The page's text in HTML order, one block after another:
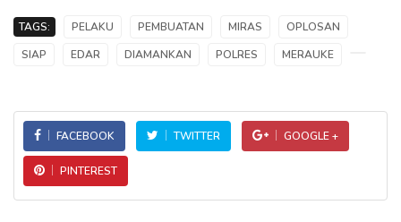
TAGS: PELAKU PEMBUATAN MIRAS
OPLOSAN
SIAP
EDAR DIAMANKAN POLRES MERAUKE
FACEBOOK TWITTER GOOGLE +
PINTEREST